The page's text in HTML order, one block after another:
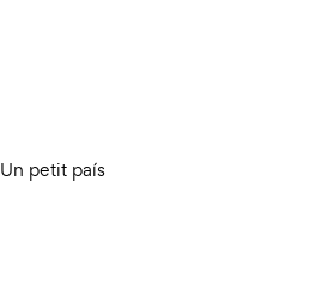
Un petit país